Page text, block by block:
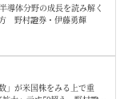
導体分野の成長を読み解く
野村證券・伊藤勇輝
」が米国株をみる上で重